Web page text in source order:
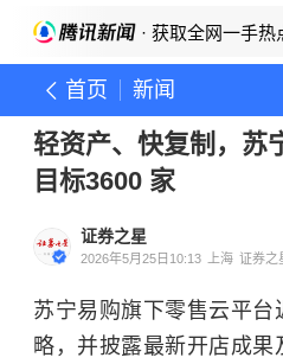
· 获取全网一手热
首页 新闻
轻资产、快复制，苏
目标3600 家
证券之星
2026年5月25日10:13 上海 证券之
苏宁易购旗下零售云平台
略，并披露最新开店成